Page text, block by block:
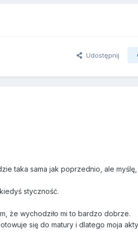
Udostępnij
taka sama jak poprzednio, ale
styczność.
że wychodziło mi to bardzo dobrze.
się do matury i dlatego moja